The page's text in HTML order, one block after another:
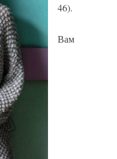
46).
Вам